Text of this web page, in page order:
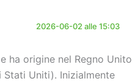
2026-06-02 alle 15:03
ha origine nel Regno Unito
Uniti). Inizialmente